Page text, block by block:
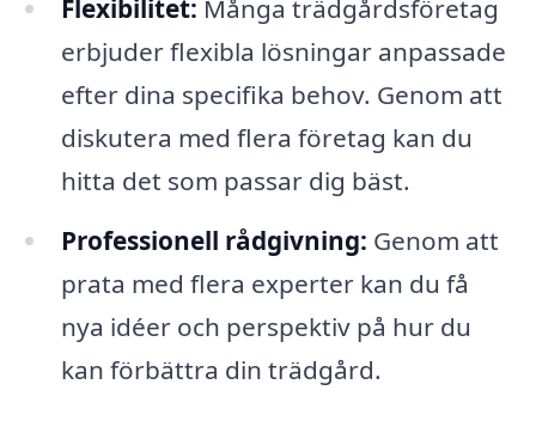
Flexibilitet: Många trädgårdsföretag
erbjuder flexibla lösningar anpassade
efter dina specifika behov. Genom att
diskutera med flera företag kan du
hitta det som passar dig bäst.
Professionell rådgivning: Genom att
prata med flera experter kan du få
nya idéer och perspektiv på hur du
kan förbättra din trädgård.